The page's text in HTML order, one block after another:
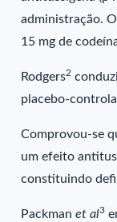
administração.
15 mg de
Rodgers2
placebo-
Comprovou-se
um efeito
constituindo
Packmanet al3